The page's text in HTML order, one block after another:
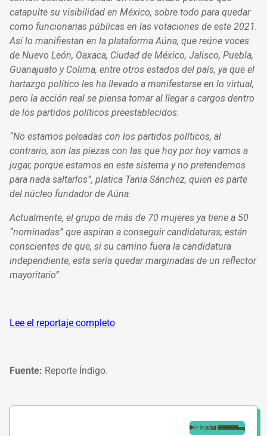
catapulte su visibilidad en México, sobre todo para quedar
como funcionarias públicas en las votaciones de este 2021.
Así lo manifiestan en la plataforma Aúna, que reúne voces
de Nuevo León, Oaxaca, Ciudad de México, Jalisco, Puebla,
Guanajuato y Colima, entre otros estados del país, ya que el
hartazgo político les ha llevado a manifestarse en lo virtual,
pero la acción real se piensa tomar al llegar a cargos dentro
de los partidos políticos preestablecidos.
“No estamos peleadas con los partidos políticos, al
contrario, son las piezas con las que hoy por hoy vamos a
jugar, porque estamos en este sistema y no pretendemos
para nada saltarlos”, platica Tania Sánchez, quien es parte
del núcleo fundador de Aúna.
Actualmente, el grupo de más de 70 mujeres ya tiene a 50
“nominadas” que aspiran a conseguir candidaturas; están
conscientes de que, si su camino fuera la candidatura
independiente, esta sería quedar marginadas de un reflector
mayoritario”.
Lee el reportaje completo
Fuente: Reporte Índigo.